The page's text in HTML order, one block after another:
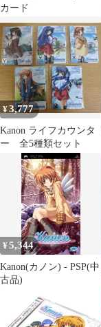
カード
¥3,777
Kanon ライフカウンタ
ー 全5種類セット
¥5,344
Kanon(カノン) - PSP(中
古品)